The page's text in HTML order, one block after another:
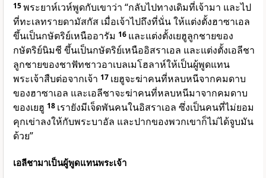
15พระยาห์เวห์พูดกับเขาว่า “กลับไปทางเดิมที่เจ้ามา และไป
ที่ทะเลทรายดามัสกัส เมื่อเจ้าไปถึงที่นั่น ให้แต่งตั้งฮาซาเอล
ขึ้นเป็นกษัตริย์เหนืออารัม 16 และแต่งตั้งเยฮูลูกชายของ
กษัตริย์นิมชี ขึ้นเป็นกษัตริย์เหนืออิสราเอล และแต่งตั้งเอลีชา
ลูกชายของชาฟัทชาวอาเบลเมโฮลาห์ให้เป็นผู้พูดแทน
พระเจ้าสืบต่อจากเจ้า 17 เยฮูจะฆ่าคนที่หลบหนีจากคมดาบ
ของฮาซาเอล และเอลีชาจะฆ่าคนที่หลบหนีมาจากคมดาบ
ของเยฮู 18 เรายังมีเจ็ดพันคนในอิสราเอล ซึ่งเป็นคนที่ไม่ยอม
คุกเข่าลงให้กับพระบาอัล และปากของพวกเขาก็ไม่ได้จูบมัน
ด้วย”
เอลีชามาเป็นผู้พูดแทนพระเจ้า